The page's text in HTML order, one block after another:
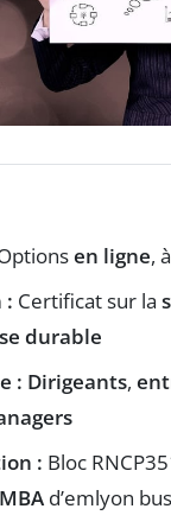
en ligne, à
: Certificat sur la
durable
: Dirigeants,
: Bloc
d’emlyon